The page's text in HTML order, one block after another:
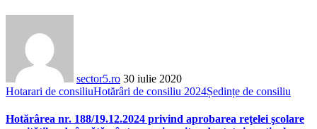
sector5.ro 30 iulie 2020
Hotarari de consiliuHotărâri de consiliu 2024Ședințe de consiliu
Hotărârea nr. 188/19.12.2024 privind aprobarea reţelei şcolare